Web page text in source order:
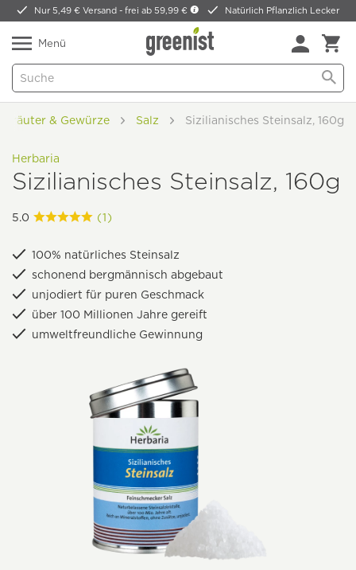
Nur 5,49 € Versand -frei ab 59,99 € Natürlich Pflanzlich Lecker
Menü
Kräuter & Gewürze Salz Sizilianisches Steinsalz, 160g
Herbaria
Sizilianisches Steinsalz, 160g
5.0 (1)
100% natürliches Steinsalz
schonend bergmännisch abgebaut
unjodiert für puren Geschmack
über 100 Millionen Jahre gereift
umweltfreundliche Gewinnung